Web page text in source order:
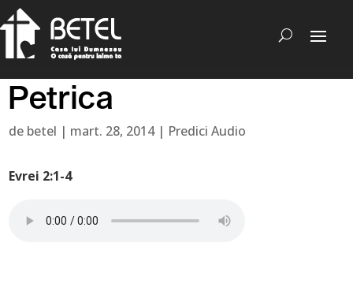
Petrica
de betel | mart. 28, 2014| Predici Audio
Evrei 2:1-4